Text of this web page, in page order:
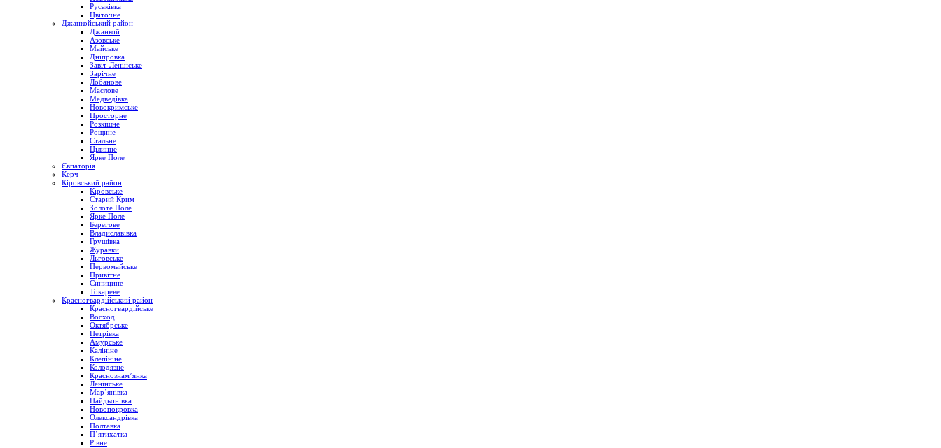
Русаківка
Цвіточне
Джанкойський район
Джанкой
Азовське
Майське
Дніпровка
Завіт-Ленінське
Зарічне
Лобанове
Маслове
Медведівка
Новокримське
Просторне
Розкішне
Рощине
Стальне
Цілинне
Ярке Поле
Євпаторія
Керч
Кіровський район
Кіровське
Старий Крим
Золоте Поле
Ярке Поле
Берегове
Владиславівка
Грушівка
Журавки
Льговське
Первомайське
Привітне
Синицине
Токареве
Красногвардійський район
Красногвардійське
Восход
Октябрське
Петрівка
Амурське
Калініне
Клепініне
Колодязне
Краснознам’янка
Ленінське
Мар’янівка
Найдьонівка
Новопокровка
Олександрівка
Полтавка
П’ятихатка
Рівне